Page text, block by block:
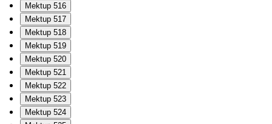
Mektup 516
Mektup 517
Mektup 518
Mektup 519
Mektup 520
Mektup 521
Mektup 522
Mektup 523
Mektup 524